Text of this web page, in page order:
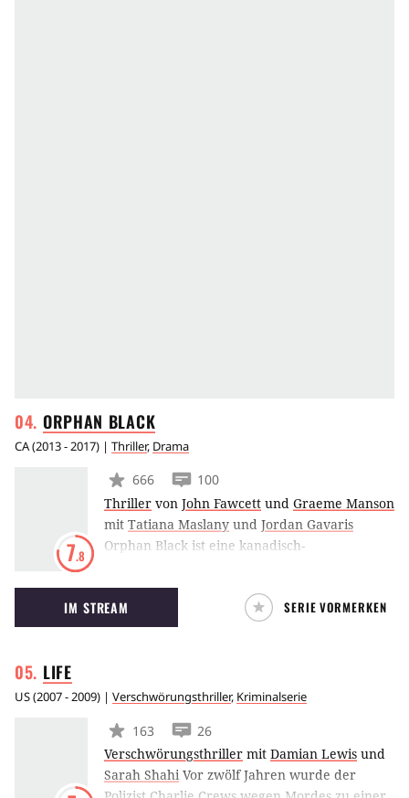
ORPHAN BLACK
CA(2013 - 2017) | Thriller, Drama
7.8
666
100
Thriller von John Fawcett und Graeme Manson
mit Tatiana Maslany und Jordan Gavaris
Orphan Black ist eine kanadisch-
Außenseiterin Sarah (Tatiana Maslany) nimmt
die Identität einer Toten an und stellt fest,
dass die Verstorbene und sie Klone sind.
IM STREAM SERIE VORMERKEN
LIFE
US(2007 - 2009) | Verschwörungsthriller, Kriminalserie
163
26
Verschwörungsthriller mit Damian Lewis und
Sarah Shahi Vor zwölf Jahren wurde der